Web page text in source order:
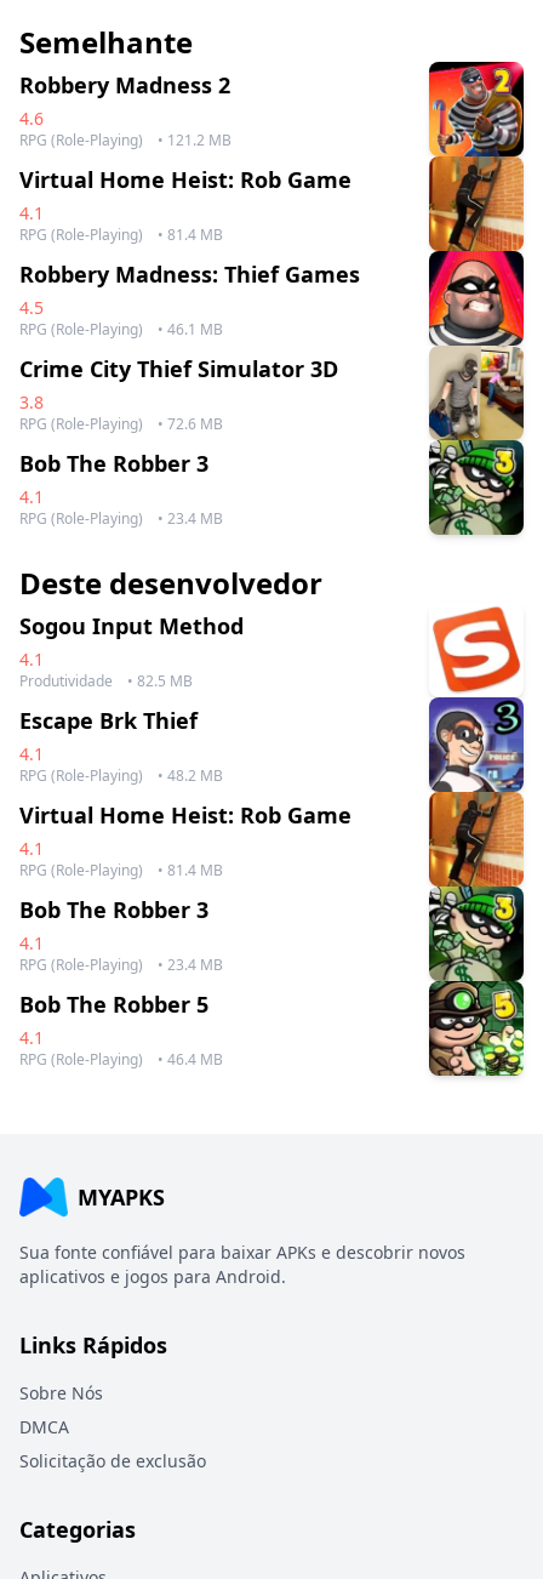
Semelhante
Robbery Madness 2
4.6
RPG (Role-Playing) • 121.2 MB
Virtual Home Heist: Rob Game
4.1
RPG (Role-Playing) • 81.4 MB
Robbery Madness: Thief Games
4.5
RPG (Role-Playing) • 46.1 MB
Crime City Thief Simulator 3D
3.8
RPG (Role-Playing) • 72.6 MB
Bob The Robber 3
4.1
RPG (Role-Playing) • 23.4 MB
Deste desenvolvedor
Sogou Input Method
4.1
Produtividade • 82.5 MB
Escape Brk Thief
4.1
RPG (Role-Playing) • 48.2 MB
Virtual Home Heist: Rob Game
4.1
RPG (Role-Playing) • 81.4 MB
Bob The Robber 3
4.1
RPG (Role-Playing) • 23.4 MB
Bob The Robber 5
4.1
RPG (Role-Playing) • 46.4 MB
MYAPKS
Sua fonte confiável para baixar APKs e descobrir novos
aplicativos e jogos para Android.
Links Rápidos
Sobre Nós
DMCA
Solicitação de exclusão
Categorias